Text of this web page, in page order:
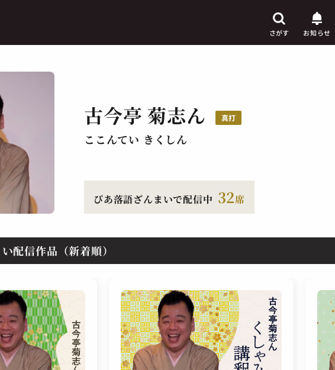
さがす
芸人からさがす
演目
お知らせ
古今亭 菊志ん 真打
ここんてい きくしん
ぴあ落語ざんまいで配信中 32席
配信作品（新着順）